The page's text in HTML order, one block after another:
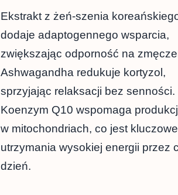
Ekstrakt z żeń-szenia
dodaje adaptogennego wsparcia,
zwiększając odporność na
Ashwagandha redukuje kortyzol,
sprzyjając relaksacji bez senności.
Koenzym Q10 wspomaga
w mitochondriach, co jest
utrzymania wysokiej energii przez
dzień.